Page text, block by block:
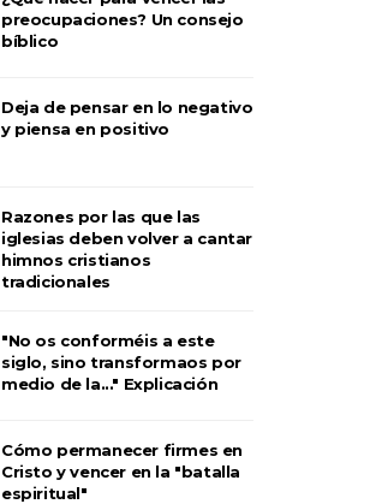
preocupaciones? Un consejo
bíblico
Deja de pensar en lo negativo
y piensa en positivo
Razones por las que las
iglesias deben volver a cantar
himnos cristianos
tradicionales
"No os conforméis a este
siglo, sino transformaos por
medio de la..." Explicación
Cómo permanecer firmes en
Cristo y vencer en la "batalla
espiritual"